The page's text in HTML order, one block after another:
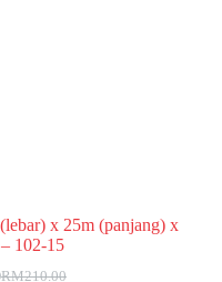
x 25m (panjang) x
102-15
RM210.00